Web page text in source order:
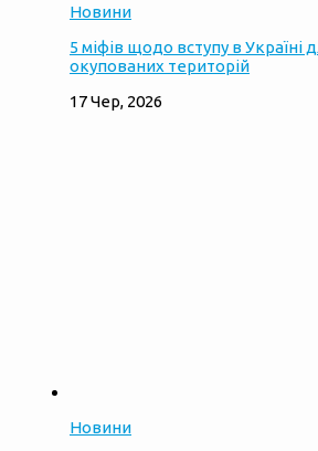
Новини
5 міфів щодо вступу в Україні
окупованих територій
17 Чер, 2026
Новини